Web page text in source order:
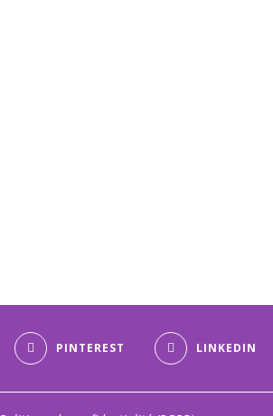
PINTEREST LINKEDIN